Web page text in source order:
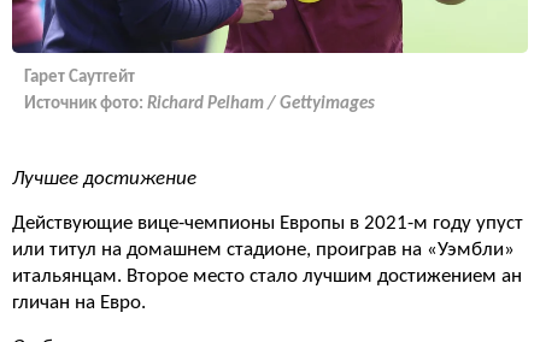
Гарет Саутгейт
Источник фото: Richard Pelham / Gettyimages
Лучшее достижение
Действующие вице-чемпионы Европы в 2021-м году упуст
или титул на домашнем стадионе, проиграв на «Уэмбли»
итальянцам. Второе место стало лучшим достижением ан
гличан на Евро.